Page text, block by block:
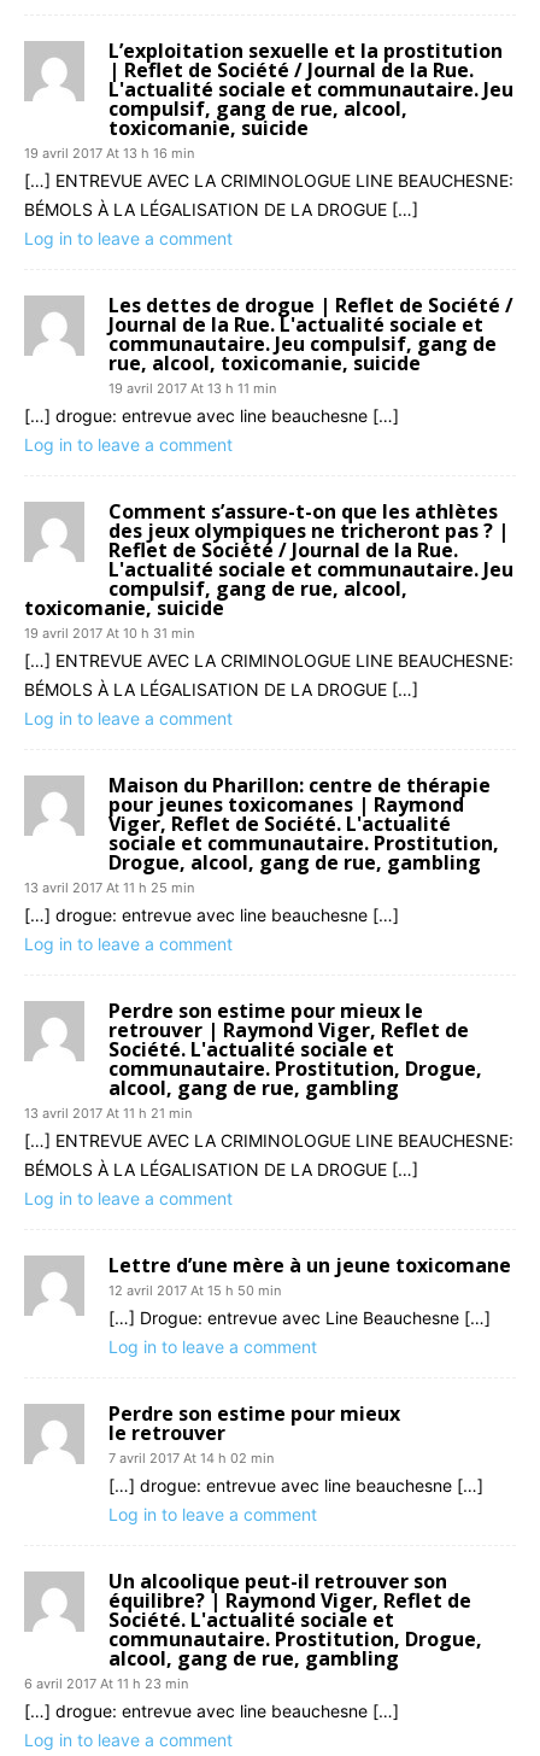
L’exploitation sexuelle et la prostitution
| Reflet de Société / Journal de la Rue.
L'actualité sociale et communautaire. Jeu
compulsif, gang de rue, alcool,
toxicomanie, suicide
19 avril 2017 At 13 h 16 min
[…] ENTREVUE AVEC LA CRIMINOLOGUE LINE BEAUCHESNE:
BÉMOLS À LA LÉGALISATION DE LA DROGUE […]
Log in to leave a comment
Les dettes de drogue | Reflet de Société /
Journal de la Rue. L'actualité sociale et
communautaire. Jeu compulsif, gang de
rue, alcool, toxicomanie, suicide
19 avril 2017 At 13 h 11 min
[…] drogue: entrevue avec line beauchesne […]
Log in to leave a comment
Comment s’assure-t-on que les athlètes
des jeux olympiques ne tricheront pas ? |
Reflet de Société / Journal de la Rue.
L'actualité sociale et communautaire. Jeu
compulsif, gang de rue, alcool,
toxicomanie, suicide
19 avril 2017 At 10 h 31 min
[…] ENTREVUE AVEC LA CRIMINOLOGUE LINE BEAUCHESNE:
BÉMOLS À LA LÉGALISATION DE LA DROGUE […]
Log in to leave a comment
Maison du Pharillon: centre de thérapie
pour jeunes toxicomanes | Raymond
Viger, Reflet de Société. L'actualité
sociale et communautaire. Prostitution,
Drogue, alcool, gang de rue, gambling
13 avril 2017 At 11 h 25 min
[…] drogue: entrevue avec line beauchesne […]
Log in to leave a comment
Perdre son estime pour mieux le
retrouver | Raymond Viger, Reflet de
Société. L'actualité sociale et
communautaire. Prostitution, Drogue,
alcool, gang de rue, gambling
13 avril 2017 At 11 h 21 min
[…] ENTREVUE AVEC LA CRIMINOLOGUE LINE BEAUCHESNE:
BÉMOLS À LA LÉGALISATION DE LA DROGUE […]
Log in to leave a comment
Lettre d’une mère à un jeune toxicomane
12 avril 2017 At 15 h 50 min
[…] Drogue: entrevue avec Line Beauchesne […]
Log in to leave a comment
Perdre son estime pour mieux
le retrouver
7 avril 2017 At 14 h 02 min
[…] drogue: entrevue avec line beauchesne […]
Log in to leave a comment
Un alcoolique peut-il retrouver son
équilibre? | Raymond Viger, Reflet de
Société. L'actualité sociale et
communautaire. Prostitution, Drogue,
alcool, gang de rue, gambling
6 avril 2017 At 11 h 23 min
[…] drogue: entrevue avec line beauchesne […]
Log in to leave a comment